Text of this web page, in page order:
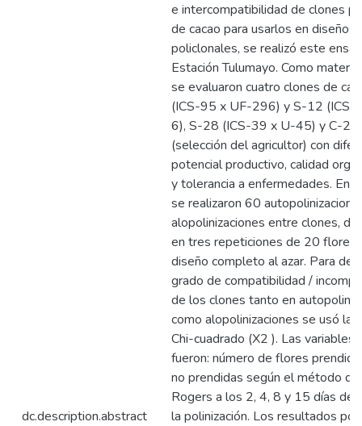
dc.description.abstract
e intercompatibilidad de clones
de cacao para usarlos en diseños
policlonales, se realizó este
Estación Tulumayo. Como
se evaluaron cuatro clones de
(ICS-95 x UF-296) y S-12 (ICS-
6), S-28 (ICS-39 x U-45) y C-24
(selección del agricultor) con
potencial productivo, calidad
y tolerancia a enfermedades. En
se realizaron 60
alopolinizaciones entre clones,
en tres repeticiones de 20 flores
diseño completo al azar. Para
grado de compatibilidad /
de los clones tanto en
como alopolinizaciones se usó la
Chi-cuadrado (X2 ). Las variables
fueron: número de flores
no prendidas según el método
Rogers a los 2, 4, 8 y 15 días
la polinización. Los resultados